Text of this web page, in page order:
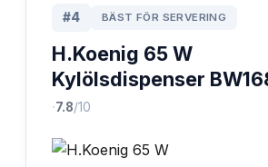
#4 BÄST FÖR SERVERING
H.Koenig 65 W
Kylölsdispenser
·7.8/10